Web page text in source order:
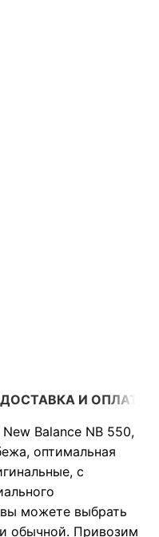
ДОСТАВКА И ОПЛАТА
Balance NB 550,
оптимальная
с
можете выбрать
обычной. Привозим